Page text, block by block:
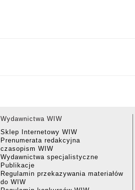
Wydawnictwa WIW
Sklep Internetowy WIW
Prenumerata redakcyjna
czasopism WIW
Wydawnictwa specjalistyczne
Publikacje
Regulamin przekazywania materiałów
do WIW